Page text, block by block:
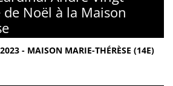
de Noël à la Maison
- MAISON MARIE-THÉRÈSE (14E)